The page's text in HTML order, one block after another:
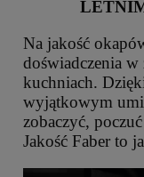
Na jakość
doświadczenia w
kuchniach.
wyjątkowym
zobaczyć,
Jakość Faber to